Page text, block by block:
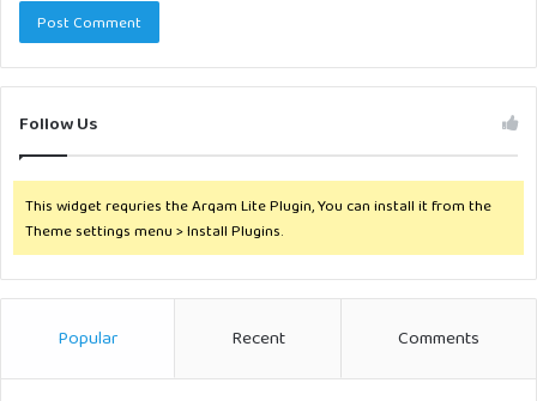
Follow Us
This widget requries the Arqam Lite Plugin, You can install it from the
Theme settings menu > Install Plugins.
Popular Recent Comments